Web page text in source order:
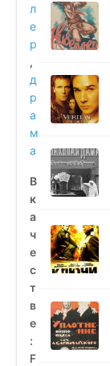
л
е
р
,
д
р
а
м
а
В
к
а
ч
е
с
т
в
е
:
F